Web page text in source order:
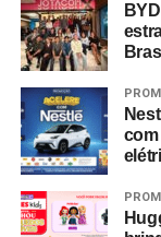
“Construímos
nenhuma
nenhum
mundo físico ou
deixamos de nos
experiência de
É essa evolução
Experience”,
“Completar dez
com